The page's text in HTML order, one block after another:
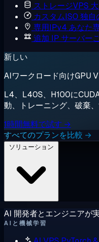
ストレージVPS
カスタムISO 独自
専用IPv4 あなた
追加 IP サーバー
新しい
AIワークロード向けGPU
L4、L40S、H100に
動、トレーニング、破棄、
1時間無料で試す →
すべてのプランを比較 →
AI 開発者とエンジニアが
AIと機械学習